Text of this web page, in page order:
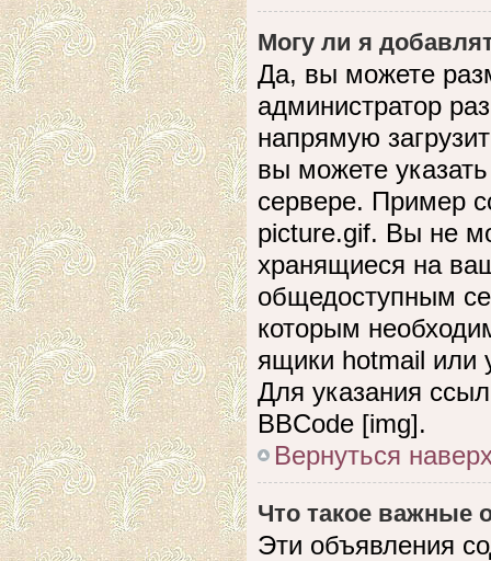
Могу ли я
Да, вы можете
администратор
напрямую
вы можете
сервере. Пример
picture.gif. Вы не
хранящиеся на
общедоступным
которым
ящики hotmail или
Для указания
BBCode [img].
Вернуться
Что такое важные
Эти объявления